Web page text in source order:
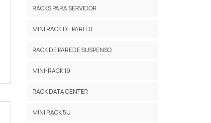
RACKS PARA SERVIDOR
MINI RACK DE PAREDE
RACK DE PAREDE SUSPENSO
MINI-RACK 19
RACK DATA CENTER
MINI RACK 5U